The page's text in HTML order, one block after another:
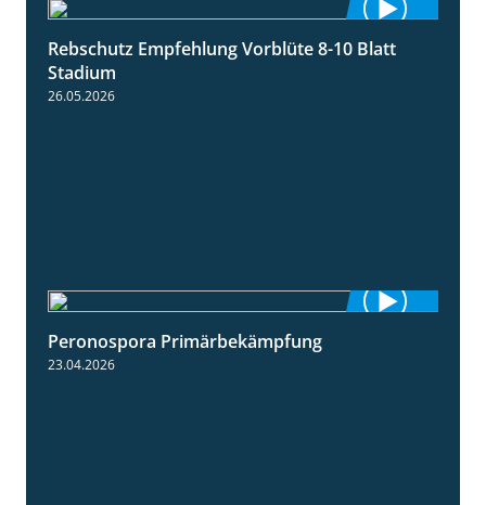
1:55
Rebschutz Empfehlung Vorblüte 8-10 Blatt
Stadium
26.05.2026
Peronospora Primärbekämpfung
23.04.2026